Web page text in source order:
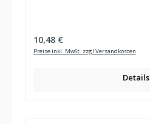
Regulärer Preis:
10,48 €
Preise inkl. MwSt. zzgl Versandkosten
Details